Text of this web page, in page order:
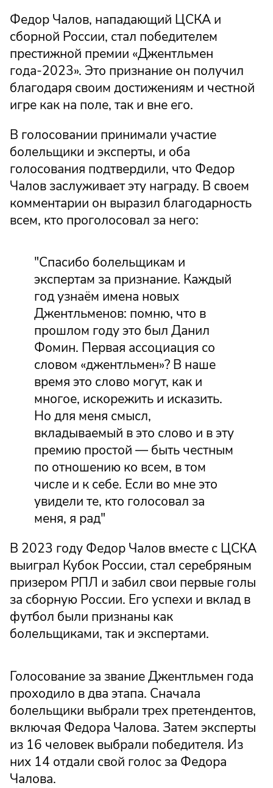
Федор Чалов, нападающий ЦСКА и
сборной России, стал победителем
престижной премии «Джентльмен
года-2023». Это признание он получил
благодаря своим достижениям и честной
игре как на поле, так и вне его.
В голосовании принимали участие
болельщики и эксперты, и оба
голосования подтвердили, что Федор
Чалов заслуживает эту награду. В своем
комментарии он выразил благодарность
всем, кто проголосовал за него:
"Спасибо болельщикам и
экспертам за признание. Каждый
год узнаём имена новых
Джентльменов: помню, что в
прошлом году это был Данил
Фомин. Первая ассоциация со
словом «джентльмен»? В наше
время это слово могут, как и
многое, искорежить и исказить.
Но для меня смысл,
вкладываемый в это слово и в эту
премию простой — быть честным
по отношению ко всем, в том
числе и к себе. Если во мне это
увидели те, кто голосовал за
меня, я рад"
В 2023 году Федор Чалов вместе с ЦСКА
выиграл Кубок России, стал серебряным
призером РПЛ и забил свои первые голы
за сборную России. Его успехи и вклад в
футбол были признаны как
болельщиками, так и экспертами.
Голосование за звание Джентльмен года
проходило в два этапа. Сначала
болельщики выбрали трех претендентов,
включая Федора Чалова. Затем эксперты
из 16 человек выбрали победителя. Из
них 14 отдали свой голос за Федора
Чалова.